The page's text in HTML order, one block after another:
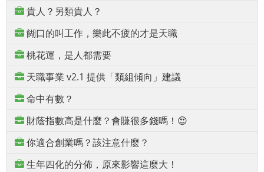
貴人？另類貴人？
餬口的叫工作，樂此不疲的才是天職
桃花運，是人都需要
天職事業 v2.1 提供「類組傾向」建議
命中有數？
財蔭指數高是什麼？會賺很多錢嗎！😍
你適合創業嗎？該注意什麼？
生年四化的分佈，原來影響這麼大！